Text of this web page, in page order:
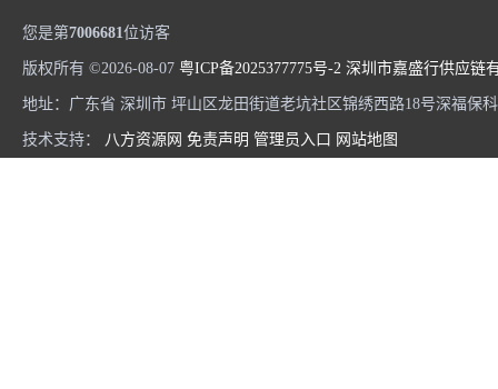
您是第7006681位访客
版权所有 ©2026-08-07 粤ICP备2025377775号-2 深圳市嘉盛行供应链
地址：广东省 深圳市 坪山区龙田街道老坑社区锦绣西路18号深福保
技术支持： 八方资源网 免责声明 管理员入口 网站地图